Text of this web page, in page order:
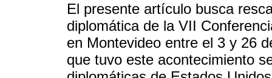
El presente artículo busca
diplomática de la VII
en Montevideo entre el 3 y 26
que tuvo este acontecimiento